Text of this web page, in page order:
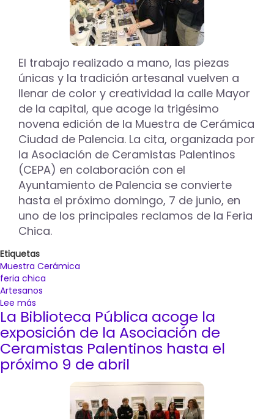
El trabajo realizado a mano, las piezas
únicas y la tradición artesanal vuelven a
llenar de color y creatividad la calle Mayor
de la capital, que acoge la trigésimo
novena edición de la Muestra de Cerámica
Ciudad de Palencia. La cita, organizada por
la Asociación de Ceramistas Palentinos
(CEPA) en colaboración con el
Ayuntamiento de Palencia se convierte
hasta el próximo domingo, 7 de junio, en
uno de los principales reclamos de la Feria
Chica.
Etiquetas
Muestra Cerámica
feria chica
Artesanos
Lee más
Veintiún
talleres
llenan
de
color
creatividad
La Biblioteca Pública acoge la
exposición de la Asociación de
Ceramistas Palentinos hasta el
próximo 9 de abril